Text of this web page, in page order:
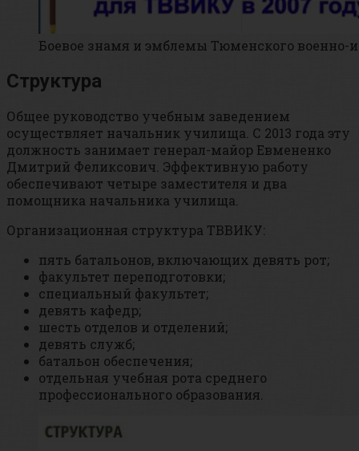
Боевое знамя и эмблемы Тюменского
Структура
Общее руководство учебным заведением
осуществляет начальник училища. С 2013 года эту
должность занимает генерал-майор Евмененко
Дмитрий Феликсович. Эффективную работу
обеспечивают четыре заместителя и два
помощника начальника училища.
Организационная структура ТВВИКУ:
пять батальонов, включающих девять рот;
факультет переподготовки;
специальный факультет;
девять кафедр;
шесть отделов и отделений;
девять служб;
батальон обеспечения;
отдельная учебная рота среднего
профессионального образования.